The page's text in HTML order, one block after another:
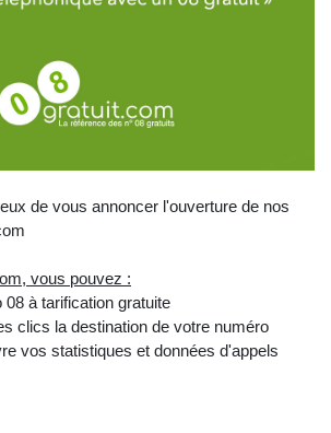
de vous annoncer l'ouverture de nos
vous pouvez :
à tarification gratuite
clics la destination de votre numéro
vos statistiques et données d'appels